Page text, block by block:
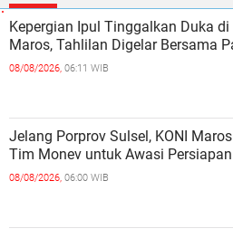
Kepergian Ipul Tinggalkan Duka di
Maros, Tahlilan Digelar Bersama
08/08/2026, 06:11 WIB
Jelang Porprov Sulsel, KONI
Tim Monev untuk Awasi
08/08/2026, 06:00 WIB